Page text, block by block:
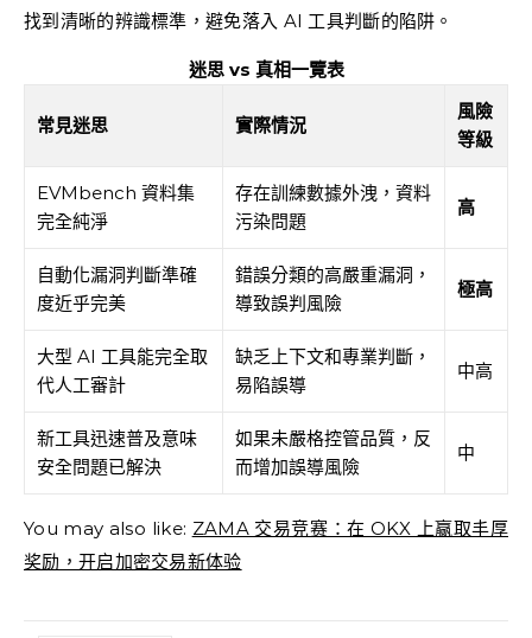
找到清晰的辨識標準，避免落入 AI 工具判斷的陷阱。
迷思 vs 真相一覽表
常見迷思 實際情況
風險
等級
EVMbench 資料集
完全純淨
存在訓練數據外洩，資料
污染問題
高
自動化漏洞判斷準確
度近乎完美
錯誤分類的高嚴重漏洞，
導致誤判風險
極高
大型 AI 工具能完全取
代人工審計
缺乏上下文和專業判斷，
易陷誤導
中高
新工具迅速普及意味
安全問題已解決
如果未嚴格控管品質，反
而增加誤導風險
中
You may also like: ZAMA 交易竞赛：在 OKX 上赢取丰厚
奖励，开启加密交易新体验